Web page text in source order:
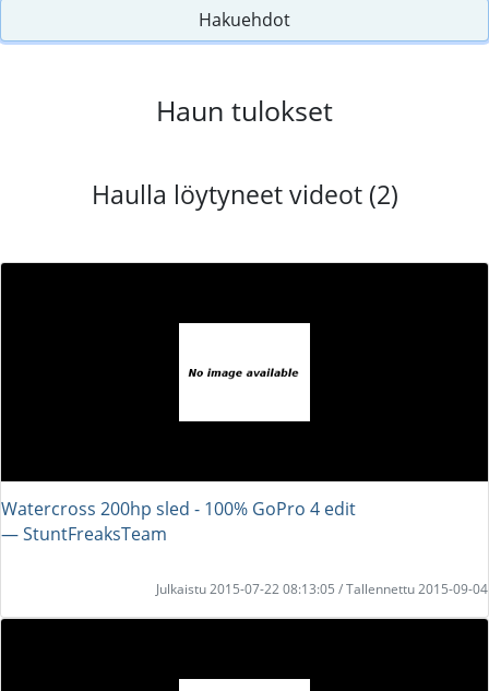
Hakuehdot
Haun tulokset
Haulla löytyneet videot (2)
Watercross 200hp sled - 100% GoPro 4 edit
― StuntFreaksTeam
Julkaistu 2015-07-22 08:13:05 / Tallennettu 2015-09-04